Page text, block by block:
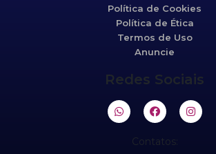
Política de Cookies
Política de Ética
Termos de Uso
Anuncie
Redes Sociais
Contatos: